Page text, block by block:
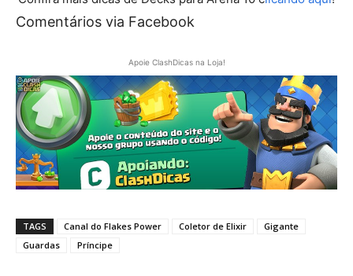
Comentários via Facebook
Apoie ClashDicas na Loja!
TAGS Canal do Flakes Power Coletor de Elixir
Gigante
Guardas
Príncipe